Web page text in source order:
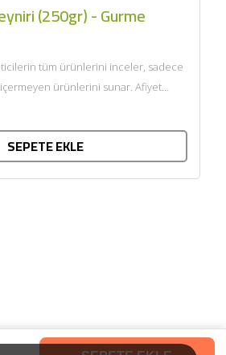
(250gr) - Gurme
tüm ürünlerini inceler, sadece
ürünlerini sunar. Afiyet
SEPETE EKLE